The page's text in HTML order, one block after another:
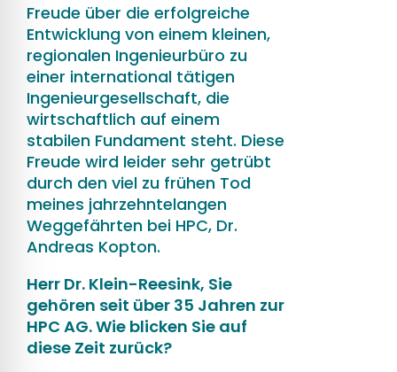
Freude über die erfolgreiche
Entwicklung von einem kleinen,
regionalen Ingenieurbüro zu
einer international tätigen
Ingenieurgesellschaft, die
wirtschaftlich auf einem
stabilen Fundament steht. Diese
Freude wird leider sehr getrübt
durch den viel zu frühen Tod
meines jahrzehntelangen
Weggefährten bei HPC, Dr.
Andreas Kopton.
Herr Dr. Klein-Reesink, Sie
gehören seit über 35 Jahren zur
HPC AG. Wie blicken Sie auf
diese Zeit zurück?